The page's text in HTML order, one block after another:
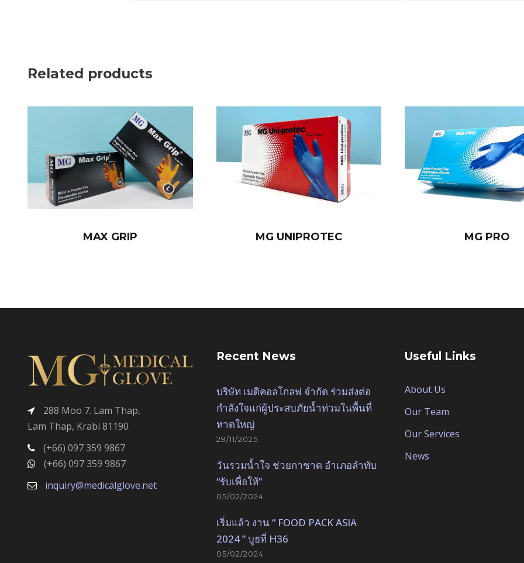
Related products
MAX GRIP MG UNIPROTEC MG PRO
288 Moo 7. Lam Thap,
Lam Thap, Krabi 81190
(+66) 097 359 9867
(+66) 097 359 9867
inquiry@medicalglove.net
Recent News
บริษัท เมดิคอลโกลฟ จำกัด ร่วมส่งต่อ
กำลังใจแก่ผู้ประสบภัยน้ำท่วมในพื้นที่
หาดใหญ่
29/11/2025
วันรวมน้ำใจ ช่วยกาชาด อำเภอลำทับ
“รับเพื่อให้”
05/02/2024
เริ่มแล้ว งาน “ FOOD PACK ASIA
2024 ” บูธที่ H36
05/02/2024
Useful Links
About Us
Our Team
Our Services
News